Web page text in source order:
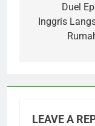
Duel
Inggris
LEAVE A